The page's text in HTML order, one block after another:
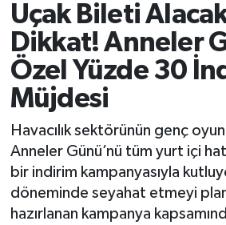
Uçak Bileti
Dikkat! Anneler
Özel Yüzde 30
Müjdesi
Havacılık sektörünün genç
Anneler Günü’nü tüm yurt içi
bir indirim kampanyasıyla
döneminde seyahat etmeyi
hazırlanan kampanya
Siyaset
Spor
Sağlık
Teknoloji
Afyonkarahisar Trafik
Süper Lig Puan Durumu ve
Son Dakika Haberleri
Haber Arşivi